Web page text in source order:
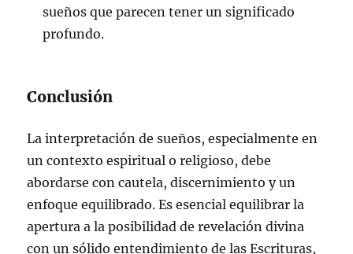
sueños que parecen tener un significado
profundo.
Conclusión
La interpretación de sueños, especialmente en
un contexto espiritual o religioso, debe
abordarse con cautela, discernimiento y un
enfoque equilibrado. Es esencial equilibrar la
apertura a la posibilidad de revelación divina
con un sólido entendimiento de las Escrituras,